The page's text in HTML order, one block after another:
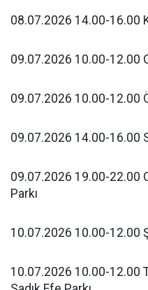
08.07.2026 14.00-16.00
09.07.2026 10.00-12.00
09.07.2026 10.00-12.00
09.07.2026 14.00-16.00
09.07.2026 19.00-22.00
Parkı
10.07.2026 10.00-12.00
10.07.2026 10.00-12.00